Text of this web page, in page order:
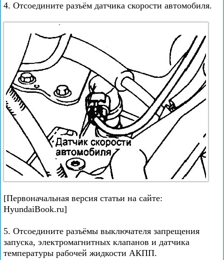
4. Отсоедините разъём датчика скорости автомобиля.
[Первоначальная версия статьи на сайте:
HyundaiBook.ru]
5. Отсоедините разъёмы выключателя запрещения
запуска, электромагнитных клапанов и датчика
температуры рабочей жидкости АКПП.